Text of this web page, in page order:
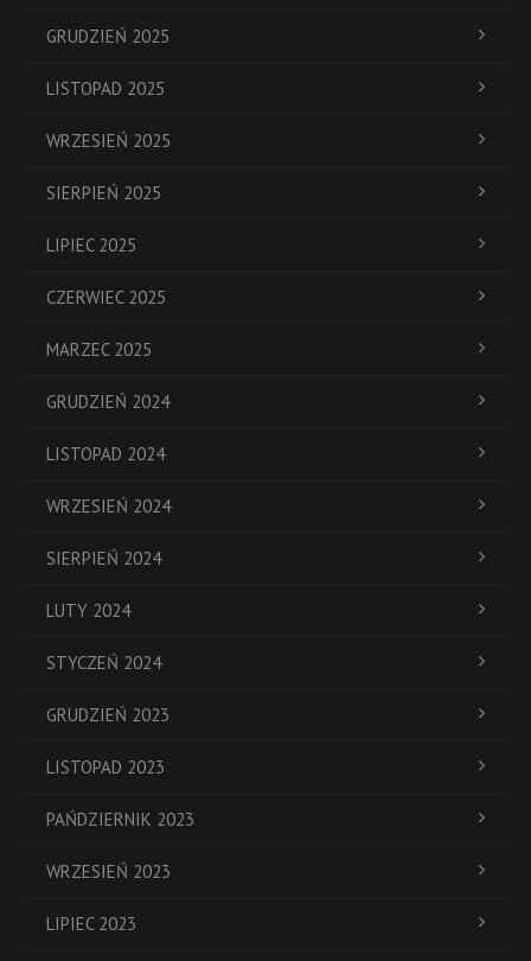
GRUDZIEŃ 2025
LISTOPAD 2025
WRZESIEŃ 2025
SIERPIEŃ 2025
LIPIEC 2025
CZERWIEC 2025
MARZEC 2025
GRUDZIEŃ 2024
LISTOPAD 2024
WRZESIEŃ 2024
SIERPIEŃ 2024
LUTY 2024
STYCZEŃ 2024
GRUDZIEŃ 2023
LISTOPAD 2023
PAŃDZIERNIK 2023
WRZESIEŃ 2023
LIPIEC 2023